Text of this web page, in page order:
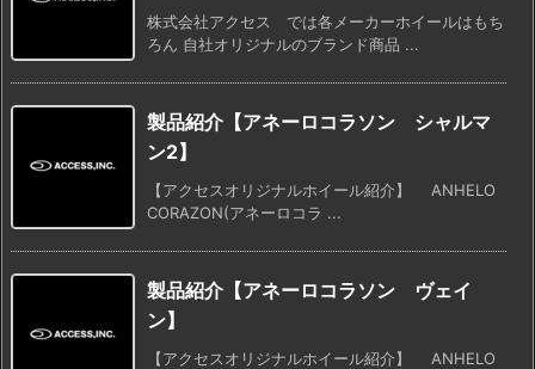
株式会社アクセス では各メーカーホイールはもち
ろん 自社オリジナルのブランド商品 ...
製品紹介【アネーロコラソン シャルマ
ン2】
【アクセスオリジナルホイール紹介】 ANHELO
CORAZON(アネーロコラ ...
製品紹介【アネーロコラソン ヴェイ
ン】
【アクセスオリジナルホイール紹介】 ANHELO